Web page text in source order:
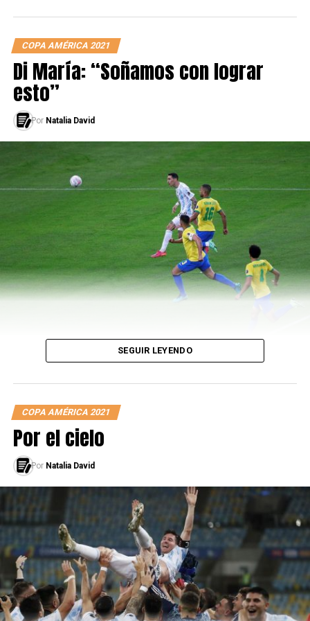
LEÉ TAMBIÉN
Preocupación en Paraguay
COPA AMÉRICA 2021
Di María: “Soñamos con lograr
esto”
Por Natalia David
SEGUIR LEYENDO
COPA AMÉRICA 2021
Por el cielo
Por Natalia David